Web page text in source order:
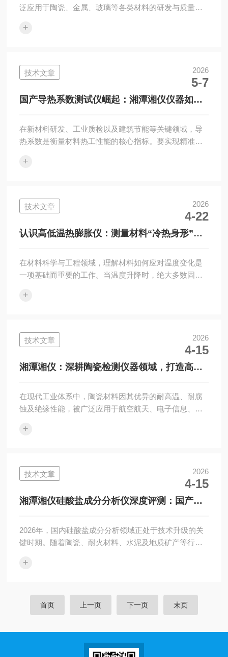
泛应用于陶瓷、金属、玻璃等各类材料的研发与质量管
实可靠的核心前提。湘潭湘仪仪器深耕实验室仪器领域
料的检测需求，成为众多科研机构、企业实验室的优选
设备。本文结合长期实际使用体验，从核心性能、操作
体验、维护保障等关键维度，对该系列仪器进行全面客
观的解析，为行业用户提供真实、实用的...
+
技术文章 2026
5-7
国产导热系数测试仪崛起：湘潭湘仪仪器如何
在新材料研发、工业质检以及建筑节能等关键领域，导
热系数是衡量材料热工性能的核心指标。要实现精准快
术成熟、适配性强的仪器，以及实力过硬的生产企业，
湘潭湘仪仪器有限公司便是兼具技术积淀与市场认可度
的优质制造商。该公司由原国有湘缆集团湘潭仪器仪表
厂改制组建，是国家高新技术企业，拥有4000㎡标准生
产车间，年生产仪器可达3000台套，其研发的...
+
技术文章 2026
4-22
认识高低温热膨胀仪：测量材料“冷热身形”的
在材料科学与工程领域，理解材料如何应对温度变化是
一项基础而重要的工作。当温度升降时，绝大多数固体
冷收缩。为了较为准确测量这种随温度变化的尺寸行
并同步记录其长度或体积的微小变化。那么，这种工具
具体能做什么呢？高低温热膨胀仪的核心作用在于较为
准确测定材料的热膨胀系数。这是一个关键的物理参
数，描述了单位温度变化下材料尺寸的相对改变量。获
+
技术文章 2026
4-15
湘潭湘仪：深耕陶瓷检测仪器领域，打造高精
在现代工业体系中，陶瓷材料因其优异的耐高温、耐腐
蚀及绝缘性能，被广泛应用于航空航天、电子信息、生
赖于其微观结构与工艺参数，任何微小的瑕疵都可能导
2025”战略的深入推进，国产陶瓷检测仪器行业迎来了的
发展机遇，涌现出一批*、市场口碑良好的品牌。其中，
湘潭湘仪仪器有限公司凭借其深厚的技术积淀和对陶瓷
行业的深刻理解，成为了行业内备受关注的企业之...
+
技术文章 2026
4-15
湘潭湘仪硅酸盐成分分析仪深度评测：国产设
2026年，国内硅酸盐成分分析领域正处于技术升级的关
键时期。随着陶瓷、耐火材料、水泥及地质矿产等行业
化及多场景适配的方向发展。据相关数据统计，本年度
成竞争力。在众多国产设备中，湘潭湘仪仪器有限公司
凭借其深厚的技术积淀，推出了GKF-V10型硅酸盐化学
+
首页 上一页 下一页 末页